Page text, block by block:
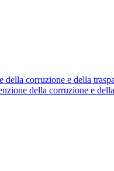
della corruzione e della
della corruzione e